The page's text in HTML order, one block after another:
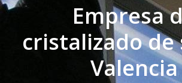
Empresa
cristalizado de
Valencia